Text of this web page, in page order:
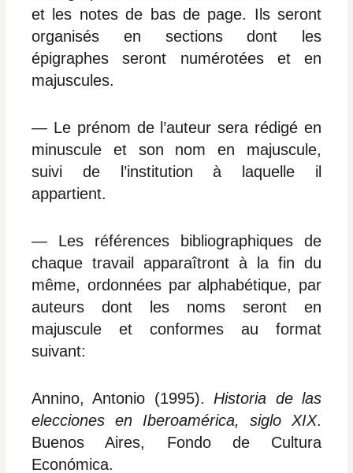
et les notes de bas de page. Ils seront
organisés en sections dont les
épigraphes seront numérotées et en
majuscules.
― Le prénom de l’auteur sera rédigé en
minuscule et son nom en majuscule,
suivi de l’institution à laquelle il
appartient.
― Les références bibliographiques de
chaque travail apparaîtront à la fin du
même, ordonnées par alphabétique, par
auteurs dont les noms seront en
majuscule et conformes au format
suivant:
Annino, Antonio (1995). Historia de las
elecciones en Iberoamérica, siglo XIX.
Buenos Aires, Fondo de Cultura
Económica.